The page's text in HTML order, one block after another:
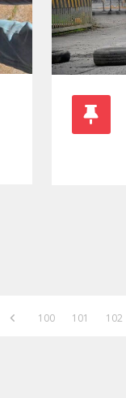
100 101 102